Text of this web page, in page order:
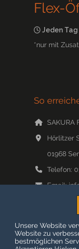
Flex-
Jeden Tag
*nur mit
So
SAKURA
Hörlitzer
01968
Telefon:
Email:
©
Unsere Website
Website zu
bestmöglichen